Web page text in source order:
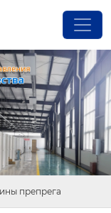
препрега